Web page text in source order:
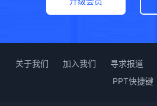
关于我们 加入我们 寻求报道
PPT快捷键